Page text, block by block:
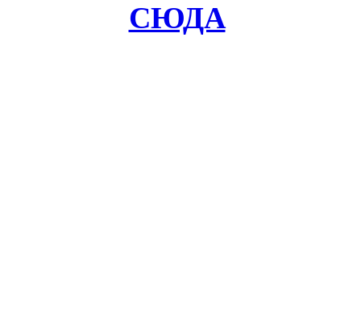
СЮДА